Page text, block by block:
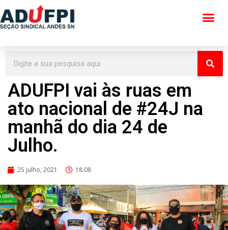
Pular
conteúdo
ADUFPI vai às ruas em
ato nacional de #24J na
manhã do dia 24 de
Julho.
25 julho, 2021 18:08